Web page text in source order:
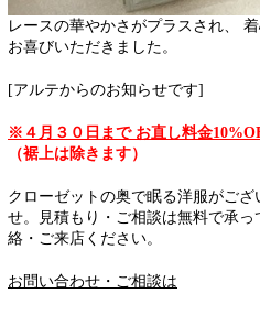
レースの華やかさがプラスされ、
お喜びいただきました。
[アルテからのお知らせです]
※４月３０日まで お直し料金
（裾上は除きます）
クローゼットの奥で眠る洋服がご
せ。見積もり・ご相談は無料で承
絡・ご来店ください。
お問い合わせ・ご相談は